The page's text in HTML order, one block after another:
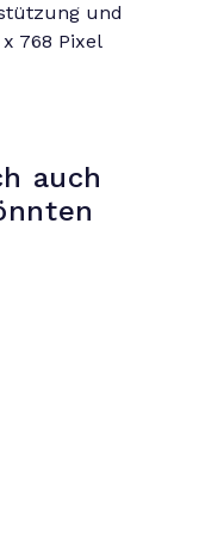
und
768 Pixel
auch